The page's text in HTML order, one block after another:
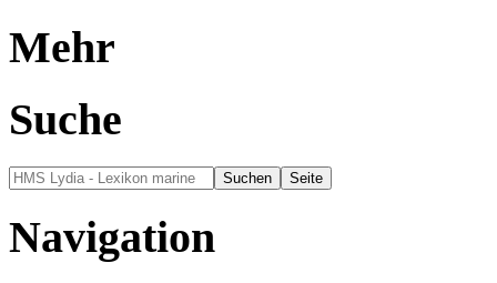
Mehr
Suche
Navigation